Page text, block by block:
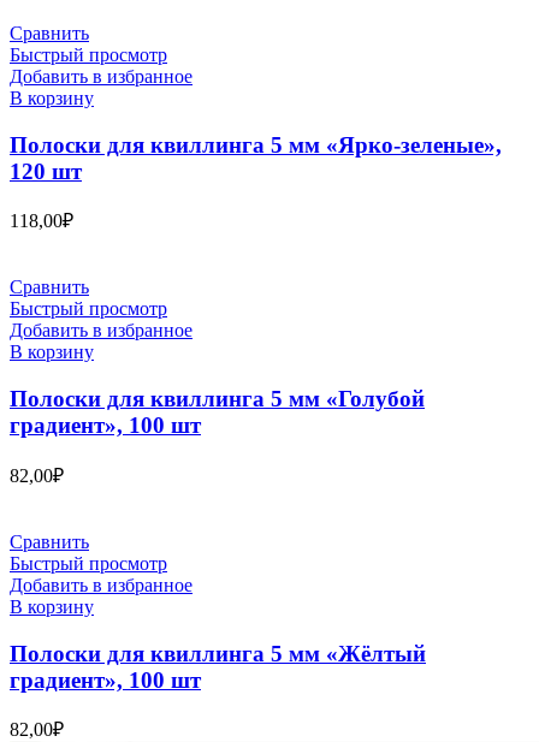
Сравнить
Быстрый просмотр
Добавить в избранное
В корзину
Полоски для квиллинга 5 мм «Ярко-зеленые»,
120 шт
118,00₽
Сравнить
Быстрый просмотр
Добавить в избранное
В корзину
Полоски для квиллинга 5 мм «Голубой
градиент», 100 шт
82,00₽
Сравнить
Быстрый просмотр
Добавить в избранное
В корзину
Полоски для квиллинга 5 мм «Жёлтый
градиент», 100 шт
82,00₽